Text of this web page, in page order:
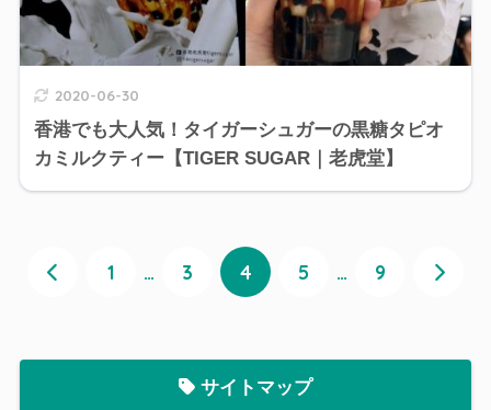
2020-06-30
香港でも大人気！タイガーシュガーの黒糖タピオ
カミルクティー【TIGER SUGAR｜老虎堂】
1 … 3 4 5 … 9
サイトマップ